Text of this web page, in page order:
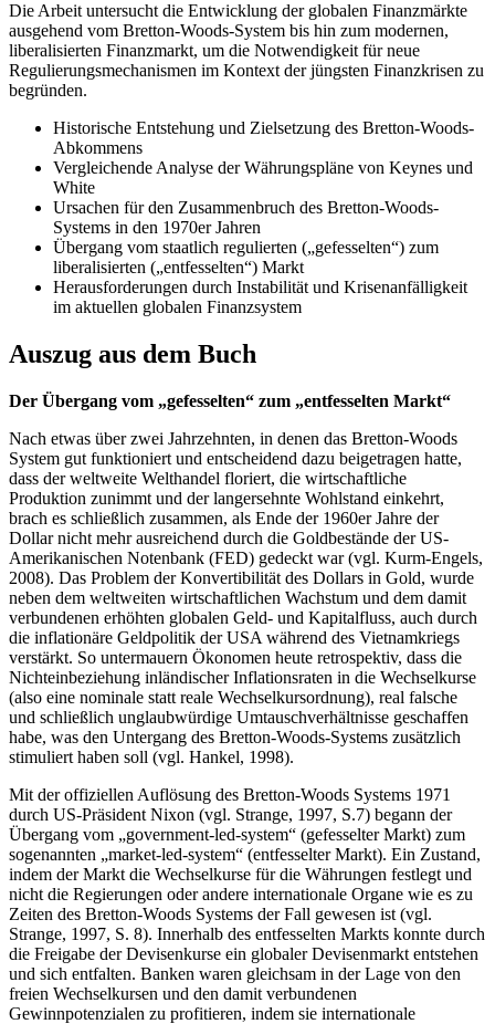
Die Arbeit untersucht die Entwicklung der globalen Finanzmärkte
ausgehend vom Bretton-Woods-System bis hin zum modernen,
liberalisierten Finanzmarkt, um die Notwendigkeit für neue
Regulierungsmechanismen im Kontext der jüngsten Finanzkrisen zu
begründen.
Historische Entstehung und Zielsetzung des Bretton-Woods-
Abkommens
Vergleichende Analyse der Währungspläne von Keynes und
White
Ursachen für den Zusammenbruch des Bretton-Woods-
Systems in den 1970er Jahren
Übergang vom staatlich regulierten („gefesselten“) zum
liberalisierten („entfesselten“) Markt
Herausforderungen durch Instabilität und Krisenanfälligkeit
im aktuellen globalen Finanzsystem
Auszug aus dem Buch
Der Übergang vom „gefesselten“ zum „entfesselten Markt“
Nach etwas über zwei Jahrzehnten, in denen das Bretton-Woods
System gut funktioniert und entscheidend dazu beigetragen hatte,
dass der weltweite Welthandel floriert, die wirtschaftliche
Produktion zunimmt und der langersehnte Wohlstand einkehrt,
brach es schließlich zusammen, als Ende der 1960er Jahre der
Dollar nicht mehr ausreichend durch die Goldbestände der US-
Amerikanischen Notenbank (FED) gedeckt war (vgl. Kurm-Engels,
2008). Das Problem der Konvertibilität des Dollars in Gold, wurde
neben dem weltweiten wirtschaftlichen Wachstum und dem damit
verbundenen erhöhten globalen Geld- und Kapitalfluss, auch durch
die inflationäre Geldpolitik der USA während des Vietnamkriegs
verstärkt. So untermauern Ökonomen heute retrospektiv, dass die
Nichteinbeziehung inländischer Inflationsraten in die Wechselkurse
(also eine nominale statt reale Wechselkursordnung), real falsche
und schließlich unglaubwürdige Umtauschverhältnisse geschaffen
habe, was den Untergang des Bretton-Woods-Systems zusätzlich
stimuliert haben soll (vgl. Hankel, 1998).
Mit der offiziellen Auflösung des Bretton-Woods Systems 1971
durch US-Präsident Nixon (vgl. Strange, 1997, S.7) begann der
Übergang vom „government-led-system“ (gefesselter Markt) zum
sogenannten „market-led-system“ (entfesselter Markt). Ein Zustand,
indem der Markt die Wechselkurse für die Währungen festlegt und
nicht die Regierungen oder andere internationale Organe wie es zu
Zeiten des Bretton-Woods Systems der Fall gewesen ist (vgl.
Strange, 1997, S. 8). Innerhalb des entfesselten Markts konnte durch
die Freigabe der Devisenkurse ein globaler Devisenmarkt entstehen
und sich entfalten. Banken waren gleichsam in der Lage von den
freien Wechselkursen und den damit verbundenen
Gewinnpotenzialen zu profitieren, indem sie internationale